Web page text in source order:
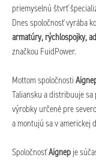
priemyselnú štvrť
Dnes spoločnosť vyrába
armatúry, rýchlospojky,
značkou FuidPower.
Mottom spoločnosti
Taliansku a distribuuje
výrobky určené pre
a montujú sa v americkej
SpoločnosťAignep je